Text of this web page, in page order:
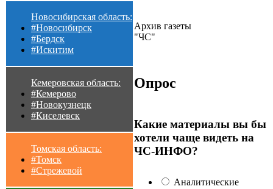
Новосибирская область:
#Новосибирск
#Бердск
#Искитим
Кемеровская область:
#Кемерово
#Новокузнецк
#Киселевск
Томская область:
#Томск
#Стрежевой
Архив газеты
"ЧС"
Опрос
Какие материалы вы бы
хотели чаще видеть на
ЧС-ИНФО?
Аналитические